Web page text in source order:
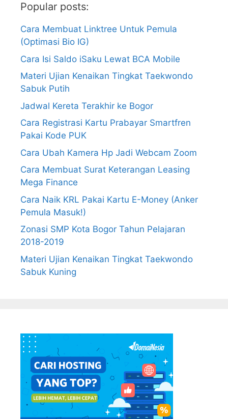
Popular posts:
Cara Membuat Linktree Untuk Pemula
(Optimasi Bio IG)
Cara Isi Saldo iSaku Lewat BCA Mobile
Materi Ujian Kenaikan Tingkat Taekwondo
Sabuk Putih
Jadwal Kereta Terakhir ke Bogor
Cara Registrasi Kartu Prabayar Smartfren
Pakai Kode PUK
Cara Ubah Kamera Hp Jadi Webcam Zoom
Cara Membuat Surat Keterangan Leasing
Mega Finance
Cara Naik KRL Pakai Kartu E-Money (Anker
Pemula Masuk!)
Zonasi SMP Kota Bogor Tahun Pelajaran
2018-2019
Materi Ujian Kenaikan Tingkat Taekwondo
Sabuk Kuning